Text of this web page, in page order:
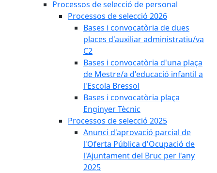
Processos de selecció de personal
Processos de selecció 2026
Bases i convocatòria de dues
places d'auxiliar administratiu/va
C2
Bases i convocatòria d'una plaça
de Mestre/a d'educació infantil a
l'Escola Bressol
Bases i convocatòria plaça
Enginyer Tècnic
Processos de selecció 2025
Anunci d'aprovació parcial de
l'Oferta Pública d'Ocupació de
l'Ajuntament del Bruc per l'any
2025